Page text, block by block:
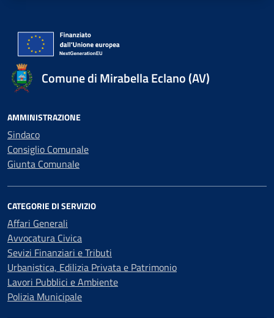
Comune di Mirabella Eclano (AV)
AMMINISTRAZIONE
Sindaco
Consiglio Comunale
Giunta Comunale
CATEGORIE DI SERVIZIO
Affari Generali
Avvocatura Civica
Sevizi Finanziari e Tributi
Urbanistica, Edilizia Privata e Patrimonio
Lavori Pubblici e Ambiente
Polizia Municipale